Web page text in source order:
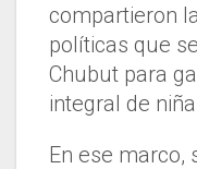
compartieron
políticas que
Chubut para
integral de
En ese marco,